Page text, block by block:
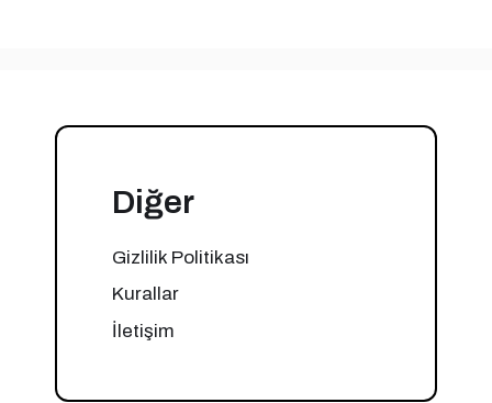
Diğer
Gizlilik Politikası
Kurallar
İletişim